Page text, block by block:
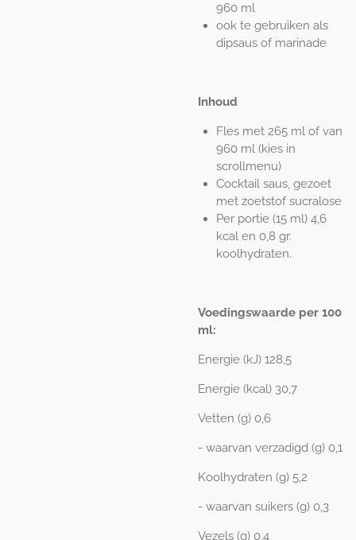
960 ml
ook te gebruiken als
dipsaus of marinade
Inhoud
Fles met 265 ml of van
960 ml (kies in
scrollmenu)
Cocktail saus, gezoet
met zoetstof sucralose
Per portie (15 ml) 4,6
kcal en 0,8 gr.
koolhydraten.
Voedingswaarde per 100
ml:
Energie (kJ) 128,5
Energie (kcal) 30,7
Vetten (g) 0,6
- waarvan verzadigd (g) 0,1
Koolhydraten (g) 5,2
- waarvan suikers (g) 0,3
Vezels (g) 0,4